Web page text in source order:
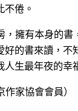
不倦。
，擁有本身的書
好的書來讀，不
生最年夜的幸
作家協會會員）